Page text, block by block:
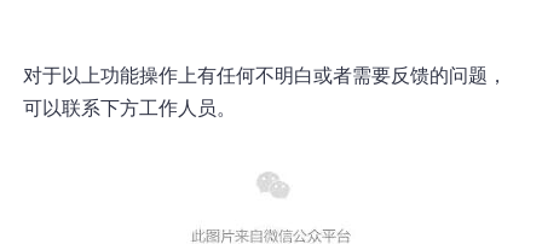
对于以上功能操作上有任何不明白或者需要反馈的问题，
可以联系下方工作人员。